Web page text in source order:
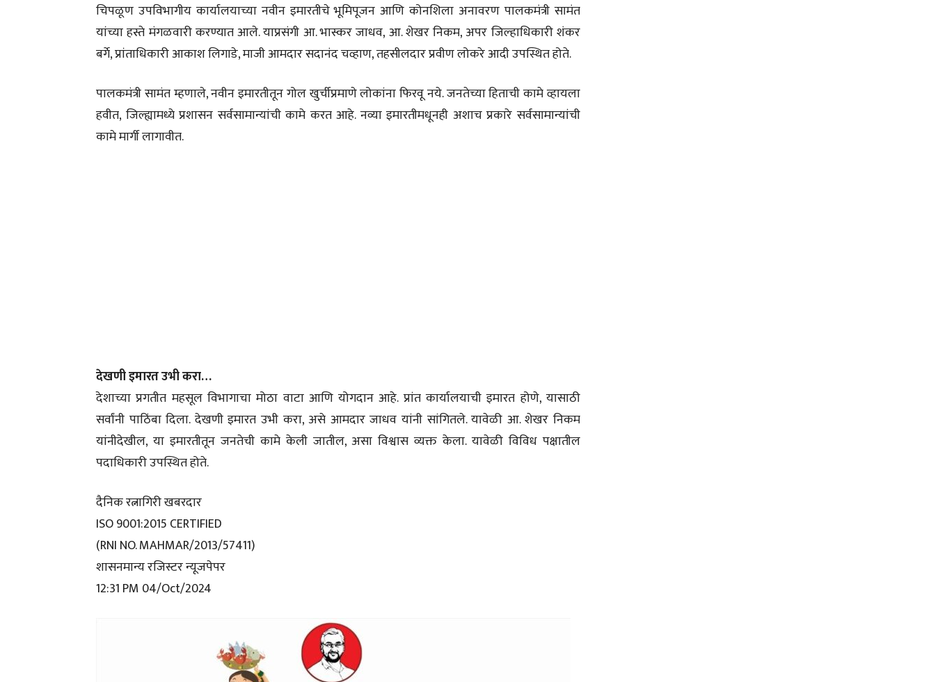
चिपळूण उपविभागीय कार्यालयाच्या नवीन इमारतीचे भूमिपूजन आणि कोनशिला अनावरण पालकमंत्री सामंत
यांच्या हस्ते मंगळवारी करण्यात आले. याप्रसंगी आ. भास्कर जाधव, आ. शेखर निकम, अपर जिल्हाधिकारी शंकर
बर्गे, प्रांताधिकारी आकाश लिगाडे, माजी आमदार सदानंद चव्हाण, तहसीलदार प्रवीण लोकरे आदी उपस्थित होते.
पालकमंत्री सामंत म्हणाले, नवीन इमारतीतून गोल खुर्चीप्रमाणे लोकांना फिरवू नये. जनतेच्या हिताची कामे व्हायला
हवीत, जिल्ह्यामध्ये प्रशासन सर्वसामान्यांची कामे करत आहे. नव्या इमारतीमधूनही अशाच प्रकारे सर्वसामान्यांची
कामे मार्गी लागावीत.
देखणी इमारत उभी करा…
देशाच्या प्रगतीत महसूल विभागाचा मोठा वाटा आणि योगदान आहे. प्रांत कार्यालयाची इमारत होणे, यासाठी
सर्वांनी पाठिंबा दिला. देखणी इमारत उभी करा, असे आमदार जाधव यांनी सांगितले. यावेळी आ. शेखर निकम
यांनीदेखील, या इमारतीतून जनतेची कामे केली जातील, असा विश्वास व्यक्त केला. यावेळी विविध पक्षातील
पदाधिकारी उपस्थित होते.
दैनिक रत्नागिरी खबरदार
ISO 9001:2015 CERTIFIED
(RNI NO. MAHMAR/2013/57411)
शासनमान्य रजिस्टर न्यूजपेपर
12:31 PM 04/Oct/2024